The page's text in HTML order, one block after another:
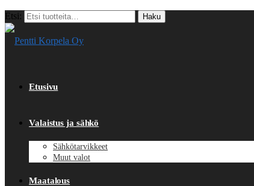
Etsi: Haku
Etusivu
Valaistus ja sähkö
Sähkötarvikkeet
Muut valot
Maatalous